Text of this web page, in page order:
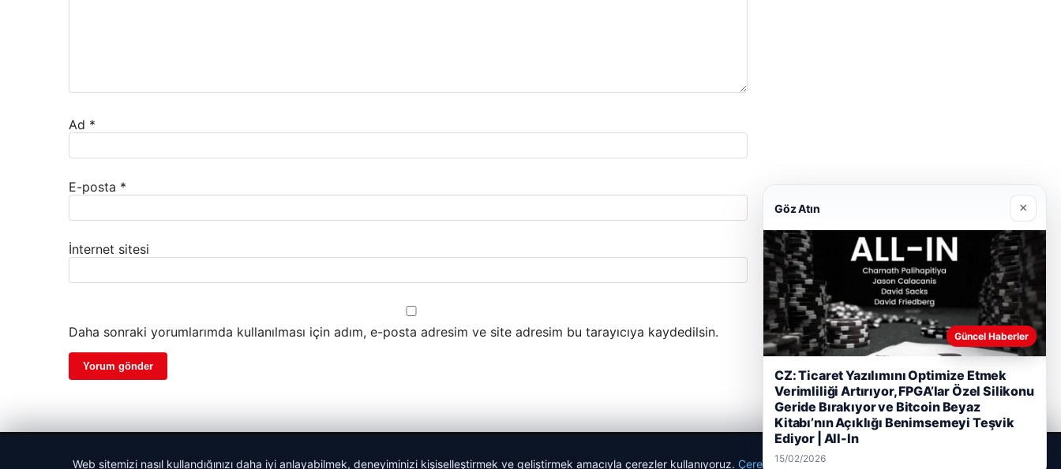
Ad *
E-posta *
İnternet sitesi
Daha sonraki yorumlarımda kullanılması için adım, e-posta adresim ve site adresim bu tarayıcıya kaydedilsin.
Web sitemizi nasıl kullandığınızı daha iyi anlayabilmek, deneyiminizi kişiselleştirmek ve geliştirmek amacıyla çerezler kullanıyoruz. Çerez Politikamız
Göz Atın ×
Güncel Haberler
CZ: Ticaret Yazılımını Optimize Etmek
Verimliliği Artırıyor, FPGA’lar Özel Silikonu
Geride Bırakıyor ve Bitcoin Beyaz
Kitabı’nın Açıklığı Benimsemeyi Teşvik
Ediyor | All-In
15/02/2026